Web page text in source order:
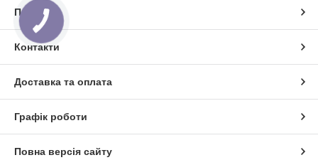
Про нас
Контакти
Доставка та оплата
Графік роботи
Повна версія сайту